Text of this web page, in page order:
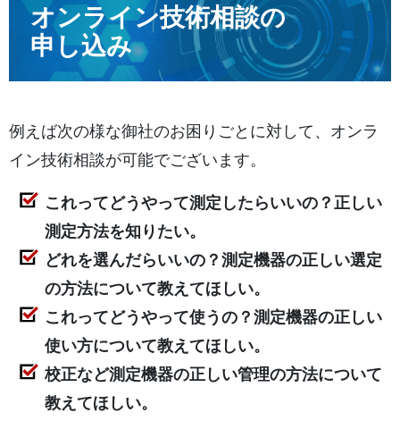
オンライン技術相談の
申し込み
例えば次の様な御社のお困りごとに対して、オンラ
イン技術相談が可能でございます。
これってどうやって測定したらいいの？正しい
測定方法を知りたい。
どれを選んだらいいの？測定機器の正しい選定
の方法について教えてほしい。
これってどうやって使うの？測定機器の正しい
使い方について教えてほしい。
校正など測定機器の正しい管理の方法について
教えてほしい。